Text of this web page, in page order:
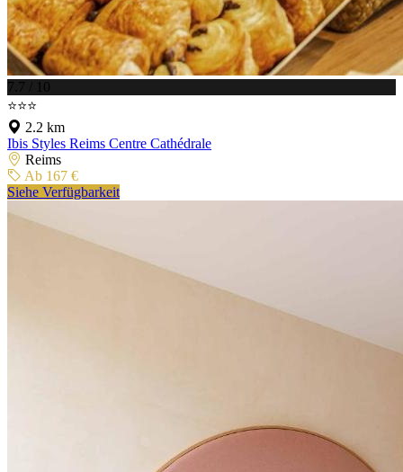
7.7 / 10
⭐⭐⭐
2.2 km
Ibis Styles Reims Centre Cathédrale
Reims
Ab 167 €
Siehe Verfügbarkeit